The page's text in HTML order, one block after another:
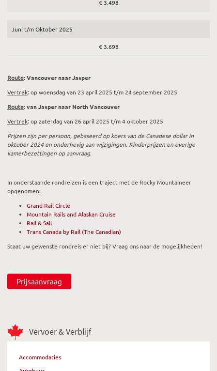
Vervoer & Verblijf
Accommodaties
€ 3.498
Juni t/m Oktober 2025
€ 3.698
Route: Vancouver naar Jasper
Vertrek: op woensdag van 23 april 2025 t/m 24 september 2025
Route: van Jasper naar North Vancouver
Vertrek: op zaterdag van 26 april 2025 t/m 4 oktober 2025
Prijzen zijn per persoon, gebaseerd op koers van de Canadese dollar in
oktober 2024 en onderhevig aan wijzigingen. Kinderprijzen en overige
kamerbezettingen op aanvraag.
In onderstaande rondreizen is een traject met de Rocky Mountaineer
opgenomen:
Grand Rail Circle
Mountain Rails and Alaskan Cruise
Rail & Sail
Trans Canada by Rail (The Canadian)
Staat uw gewenste rondreis er niet bij? Vraag ons naar de mogelijkheden!
Prijsaanvraag